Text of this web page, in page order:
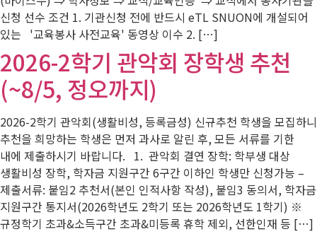
신청 선수 조건 1. 기관신청 전에 반드시 eTL SNUON에 개설되어
있는 '교육봉사 사전교육' 동영상 이수 2. […]
2026-2학기 관악회 장학생 추천
(~8/5, 정오까지)
2026-2학기 관악회(생활비성, 등록금성) 신규추천 학생을 모집하니
추천을 희망하는 학생은 먼저 과사로 알린 후, 모든 서류를 기한
내에 제출하시기 바랍니다. 1. 관악회 결연 장학: 학부생 대상
생활비성 장학, 학자금 지원구간 6구간 이하인 학생만 신청가능 –
제출서류: 붙임2 추천서(본인 인적사항 작성), 붙임3 동의서, 학자금
지원구간 통지서(2026학년도 2학기 또는 2026학년도 1학기) ※
규정학기 초과&소득구간 초과&미등록 휴학 제외, 선한인재 등 […]